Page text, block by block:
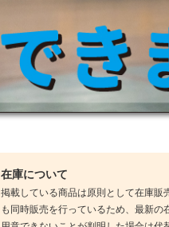
在庫について
掲載している商品は原則として在庫販
も同時販売を行っているため、最新